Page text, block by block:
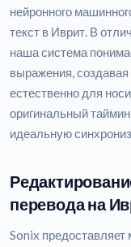
нейронного
текст в Иврит. В
наша система
выражения,
естественно для
оригинальный
идеальную
перевода на
Sonix